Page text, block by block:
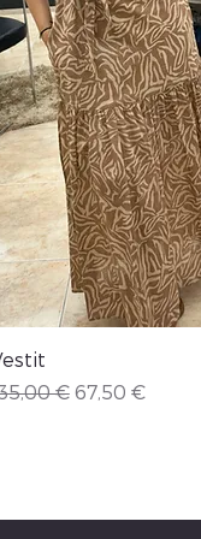
€ Precio de
67,50 €